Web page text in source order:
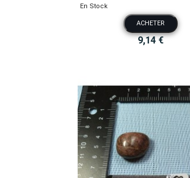
En Stock
ACHETER
9,14 €